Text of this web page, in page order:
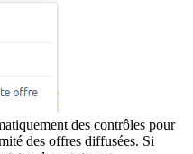
des contrôles pour
des offres diffusées. Si